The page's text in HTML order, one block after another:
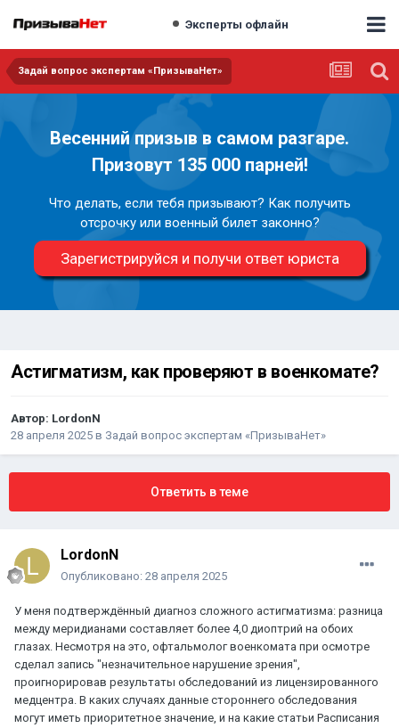
Эксперты офлайн
Задай вопрос экспертам «ПризываНет»
Весенний призыв в самом разгаре.
Призовут 135 000 парней!
Что делать, если тебя призывают? Как получить
отсрочку или военный билет законно?
Зарегистрируйся и получи ответ юриста
Астигматизм, как проверяют в военкомате?
Автор: LordonN
28 апреля 2025 в Задай вопрос экспертам «ПризываНет»
Ответить в теме
LordonN
Опубликовано: 28 апреля 2025
У меня подтверждённый диагноз сложного астигматизма: разница
между меридианами составляет более 4,0 диоптрий на обоих
глазах. Несмотря на это, офтальмолог военкомата при осмотре
сделал запись "незначительное нарушение зрения",
проигнорировав результаты обследований из лицензированного
медцентра. В каких случаях данные стороннего обследования
могут иметь приоритетное значение, и на какие статьи Расписания